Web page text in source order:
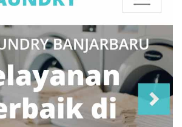
(20)
(83)
(30)
(5)